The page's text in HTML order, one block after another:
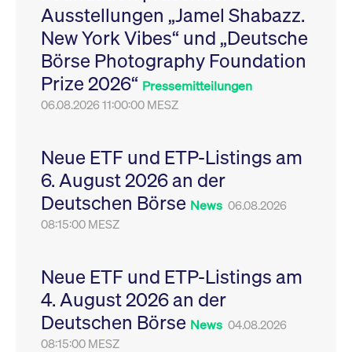
Ausstellungen „Jamel Shabazz.
New York Vibes“ und „Deutsche
Börse Photography Foundation
Prize 2026“ Pressemitteilungen
06.08.2026 11:00:00 MESZ
Neue ETF und ETP-Listings am
6. August 2026 an der
Deutschen Börse News 06.08.2026
08:15:00 MESZ
Neue ETF und ETP-Listings am
4. August 2026 an der
Deutschen Börse News 04.08.2026
08:15:00 MESZ
Leistung der Website
zu messen. Es handelt
sich um ein Muster-
Cookie, bei dem auf
das Präfix _pk_ses
eine kurze Reihe von
VISITOR_PRIVACY_METADATA
YouTube
.youtube.com
6
Monate
Dieses Cookie dient
Speicherung der
Einwilligungs- und
des Nutzers für ihre
Interaktion mit der
Sitzungen geehrt